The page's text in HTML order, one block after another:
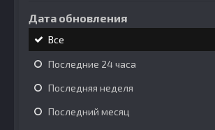
Дата обновления
Все
Последние 24 часа
Последняя неделя
Последний месяц